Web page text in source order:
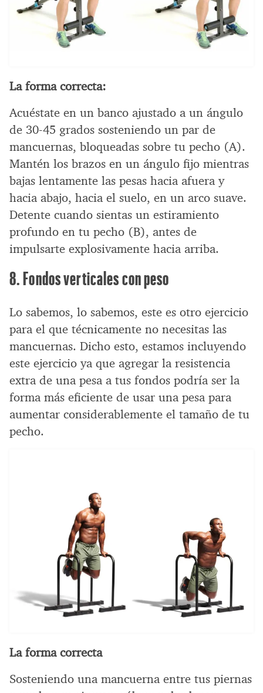
La forma correcta:
Acuéstate en un banco ajustado a un ángulo
de 30-45 grados sosteniendo un par de
mancuernas, bloqueadas sobre tu pecho (A).
Mantén los brazos en un ángulo fijo mientras
bajas lentamente las pesas hacia afuera y
hacia abajo, hacia el suelo, en un arco suave.
Detente cuando sientas un estiramiento
profundo en tu pecho (B), antes de
impulsarte explosivamente hacia arriba.
8. Fondos verticales con peso
Lo sabemos, lo sabemos, este es otro ejercicio
para el que técnicamente no necesitas las
mancuernas. Dicho esto, estamos incluyendo
este ejercicio ya que agregar la resistencia
extra de una pesa a tus fondos podría ser la
forma más eficiente de usar una pesa para
aumentar considerablemente el tamaño de tu
pecho.
La forma correcta
Sosteniendo una mancuerna entre tus piernas